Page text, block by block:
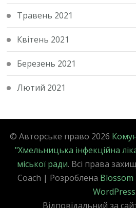
Травень 2021
Квітень 2021
Березень 2021
Лютий 2021
© Авторське право 2026
"Хмельницька інфекційна
міської ради. Всі права
Coach | Розроблена Blossom
WordPress.
Відповідальний за